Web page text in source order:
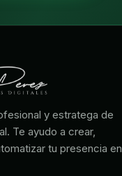
y estratega de
Te ayudo a crear,
tu presencia en